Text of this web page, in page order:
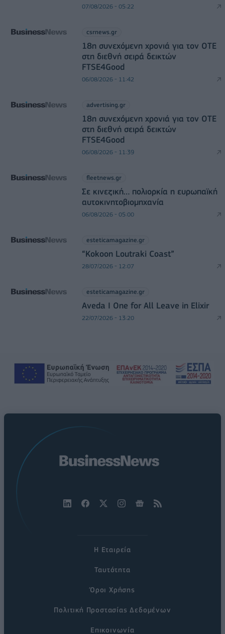
07/08/2026 - 05:22
csrnews.gr
18η συνεχόμενη χρονιά για τον ΟΤΕ
στη διεθνή σειρά δεικτών
FTSE4Good
06/08/2026 - 11:42
advertising.gr
18η συνεχόμενη χρονιά για τον ΟΤΕ
στη διεθνή σειρά δεικτών
FTSE4Good
06/08/2026 - 11:39
fleetnews.gr
Σε κινεζική… πολιορκία η ευρωπαϊκή
αυτοκινητοβιομηχανία
06/08/2026 - 05:00
esteticamagazine.gr
“Kokoon Loutraki Coast”
28/07/2026 - 12:07
esteticamagazine.gr
Aveda I One for All Leave in Elixir
22/07/2026 - 13:20
Η Εταιρεία
Ταυτότητα
Όροι Χρήσης
Πολιτική Προστασίας Δεδομένων
Επικοινωνία